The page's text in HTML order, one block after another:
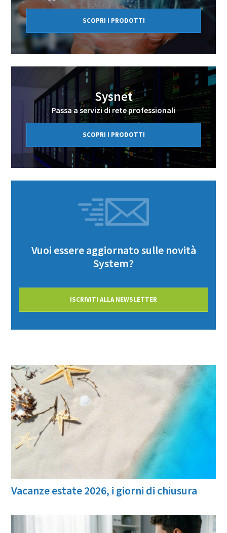
SCOPRI I PRODOTTI
Sysnet
Passa a servizi di rete professionali
SCOPRI I PRODOTTI
Vuoi essere aggiornato sulle novità
System?
ISCRIVITI ALLA NEWSLETTER
Vacanze estate 2026, i giorni di chiusura